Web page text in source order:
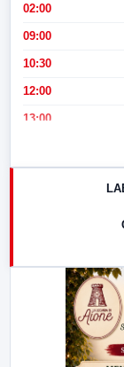
02:00
09:00
10:30
12:00
13:00
17:00